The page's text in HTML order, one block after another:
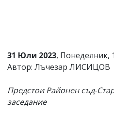
31 Юли 2023, Понеделник,
Автор: Лъчезар ЛИСИЦОВ
Предстои Районен съд-
заседание